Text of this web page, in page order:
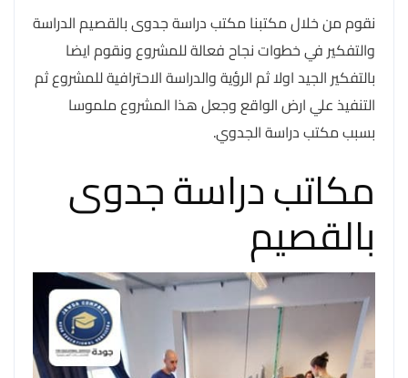
نقوم من خلال مكتبنا مكتب دراسة جدوى بالقصيم الدراسة
والتفكير في خطوات نجاح فعالة للمشروع ونقوم ايضا
بالتفكير الجيد اولا ثم الرؤية والدراسة الاحترافية للمشروع ثم
التنفيذ علي ارض الواقع وجعل هذا المشروع ملموسا
بسبب مكتب دراسة الجدوي.
مكاتب دراسة جدوى
بالقصيم